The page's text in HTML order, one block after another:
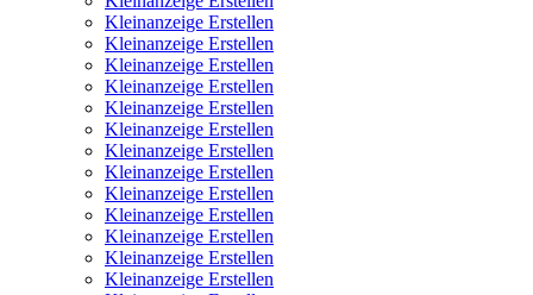
Kleinanzeige Erstellen
Kleinanzeige Erstellen
Kleinanzeige Erstellen
Kleinanzeige Erstellen
Kleinanzeige Erstellen
Kleinanzeige Erstellen
Kleinanzeige Erstellen
Kleinanzeige Erstellen
Kleinanzeige Erstellen
Kleinanzeige Erstellen
Kleinanzeige Erstellen
Kleinanzeige Erstellen
Kleinanzeige Erstellen